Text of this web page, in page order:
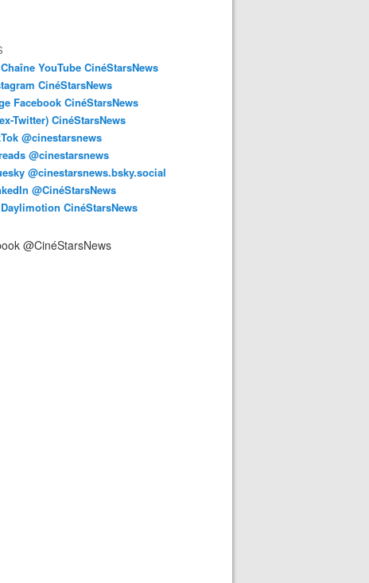
YouTube CinéStarsNews
CinéStarsNews
Facebook CinéStarsNews
Twitter) CinéStarsNews
@cinestarsnews
@cinestarsnews
@cinestarsnews.bsky.social‬
@CinéStarsNews
CinéStarsNews
@CinéStarsNews